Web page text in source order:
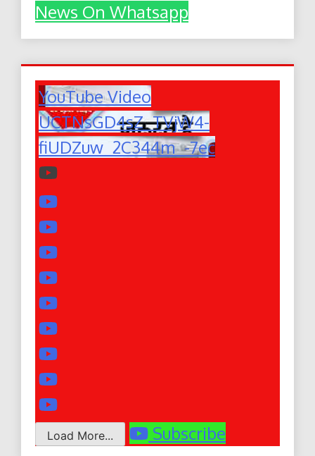
News On Whatsapp
YouTube Video
UCTNsGD4sZ_TVjW4-
fiUDZuw_2C344m_-7ec
Load More... Subscribe